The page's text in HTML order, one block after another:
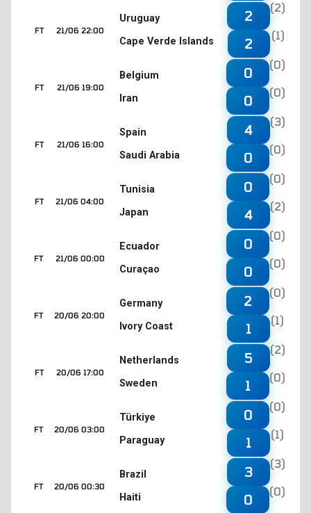
21/06 22:00
FT
Uruguay
Cape Verde Islands
2
(2)
2
(1)
21/06 19:00
FT
Belgium
Iran
0
(0)
0
(0)
21/06 16:00
FT
Spain
Saudi Arabia
4
(3)
0
(0)
21/06 04:00
FT
Tunisia
Japan
0
(0)
4
(2)
21/06 00:00
FT
Ecuador
Curaçao
0
(0)
0
(0)
20/06 20:00
FT
Germany
Ivory Coast
2
(0)
1
(1)
20/06 17:00
FT
Netherlands
Sweden
5
(2)
1
(0)
20/06 03:00
FT
Türkiye
Paraguay
0
(0)
1
(1)
20/06 00:30
FT
Brazil
Haiti
3
(3)
0
(0)